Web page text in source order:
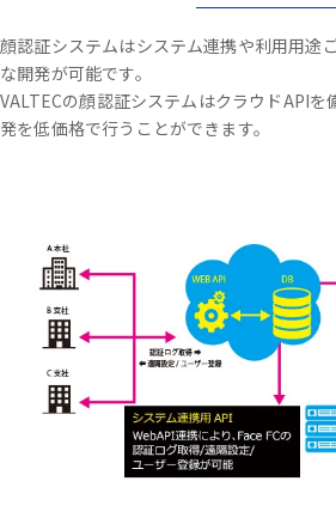
顔認証システムはシステム連携や利用用途
な開発が可能です。
VALTECの顔認証システムはクラウドAPIを
発を低価格で行うことができます。